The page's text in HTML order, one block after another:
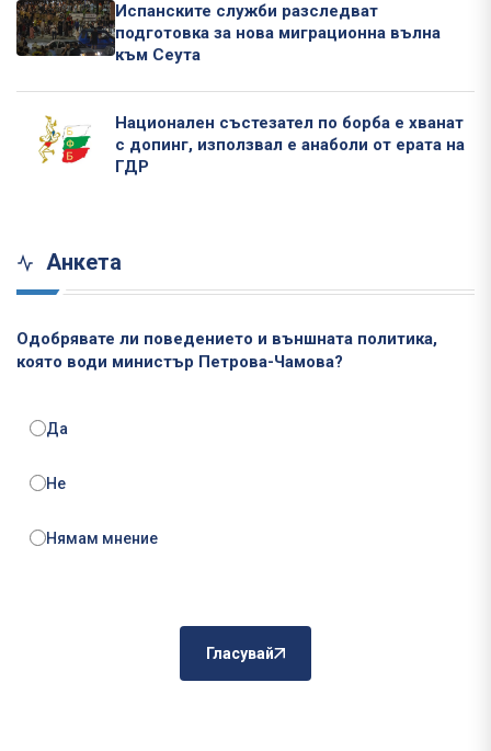
Испанските служби разследват
подготовка за нова миграционна вълна
към Сеута
Национален състезател по борба е хванат
с допинг, използвал е анаболи от ерата на
ГДР
Анкета
Одобрявате ли поведението и външната политика,
която води министър Петрова-Чамова?
Да
Не
Нямам мнение
Гласувай